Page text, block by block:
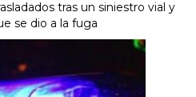
tras un siniestro vial y
se dio a la fuga